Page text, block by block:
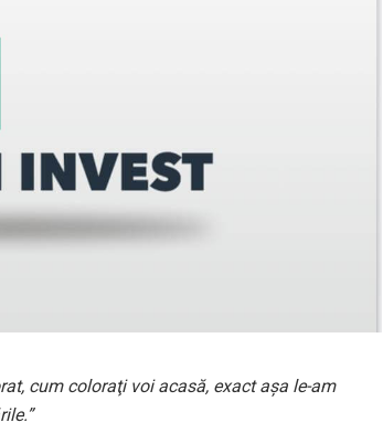
cum coloraţi voi acasă, exact aşa le-am